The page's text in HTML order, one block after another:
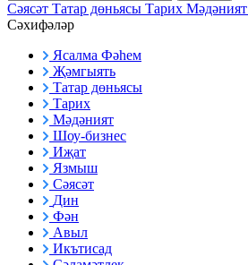
Сәясәт Татар дөньясы Тарих Мәдәният
Сәхифәләр
Ясалма Фәһем
Җәмгыять
Татар дөньясы
Тарих
Мәдәният
Шоу-бизнес
Иҗат
Язмыш
Сәясәт
Дин
Фән
Авыл
Икътисад